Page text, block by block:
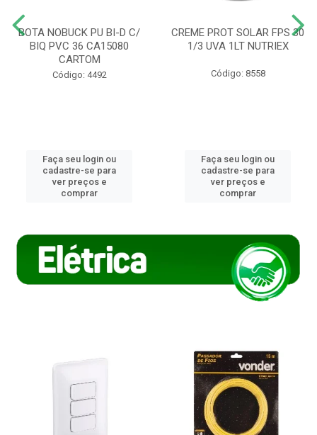
BOTA NOBUCK PU BI-D C/
BIQ PVC 36 CA15080
CARTOM
Código: 4492
Faça seu login ou
cadastre-se para
ver preços e
comprar
CREME PROT SOLAR FPS 30
1/3 UVA 1LT NUTRIEX
Código: 8558
Faça seu login ou
cadastre-se para
ver preços e
comprar